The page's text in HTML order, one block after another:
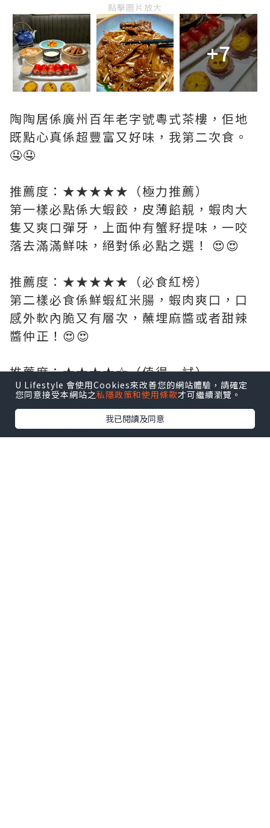
點擊圖片放大
+7
陶陶居係廣州百年老字號粵式茶樓，佢地
既點心真係超豐富又好味，我第二次食。
🤤🤤
推薦度：★★★★★（極力推薦）
第一樣必點係大蝦餃，皮薄餡靚，蝦肉大
隻又爽口彈牙，上面仲有蟹籽提味，一咬
落去滿滿鮮味，絕對係必點之選！ 😍😍
推薦度：★★★★★（必食紅榜）
第二樣必食係鮮蝦紅米腸，蝦肉爽口，口
感外軟內脆又有層次，蘸埋麻醬或者甜辣
醬仲正！😍😍
推薦度：★★★★☆（值得一試）
醬皇蒸鳳爪:蒸到非常入味、軟爛骨肉分
離，咬落去滿滿膠原蛋白，醬汁鹹甜適
中，老少咸宜。👍🏻👍🏻
U Lifestyle 會使用Cookies來改善您的網站體驗，請確定
您同意接受本網站之私隱政策和使用條款才可繼續瀏覽。
我已閱讀及同意